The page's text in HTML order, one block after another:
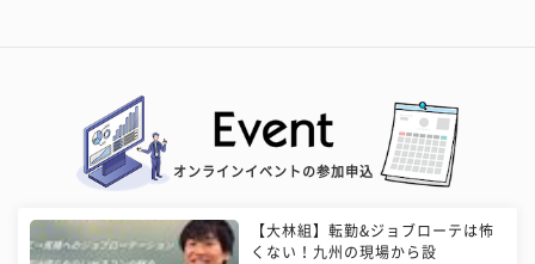
オンラインイベントの参加申込
【大林組】転勤&ジョブローテは怖
くない！九州の現場から設